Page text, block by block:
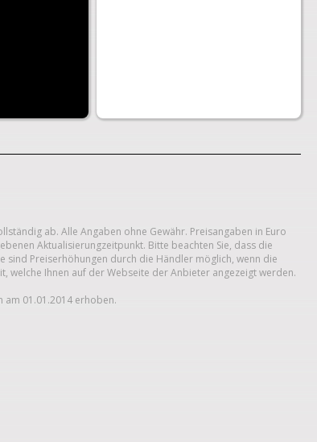
ab. Alle Angaben ohne Gewähr. Preisangaben in Euro
Aktualisierungzeitpunkt. Bitte beachten Sie, dass die
sind Preiserhöhungen durch die Händler möglich, wenn die
welche Ihnen auf der Webseite der Anbieter angezeigt werden.
am 01.01.2014 erhoben.